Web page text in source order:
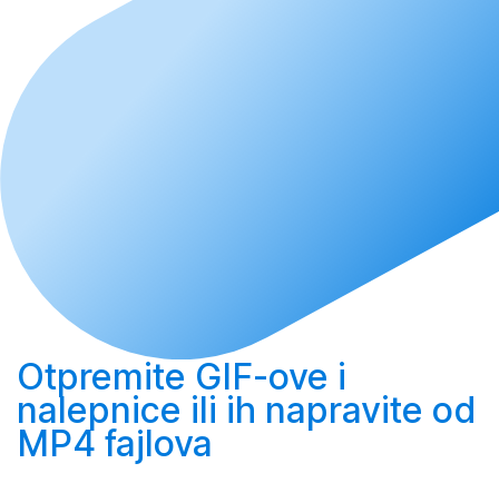
Otpremite GIF-ove i
nalepnice ili ih napravite od
MP4 fajlova